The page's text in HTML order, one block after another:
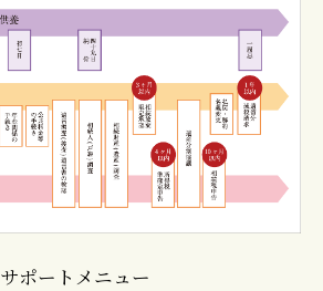
サポートメニュー